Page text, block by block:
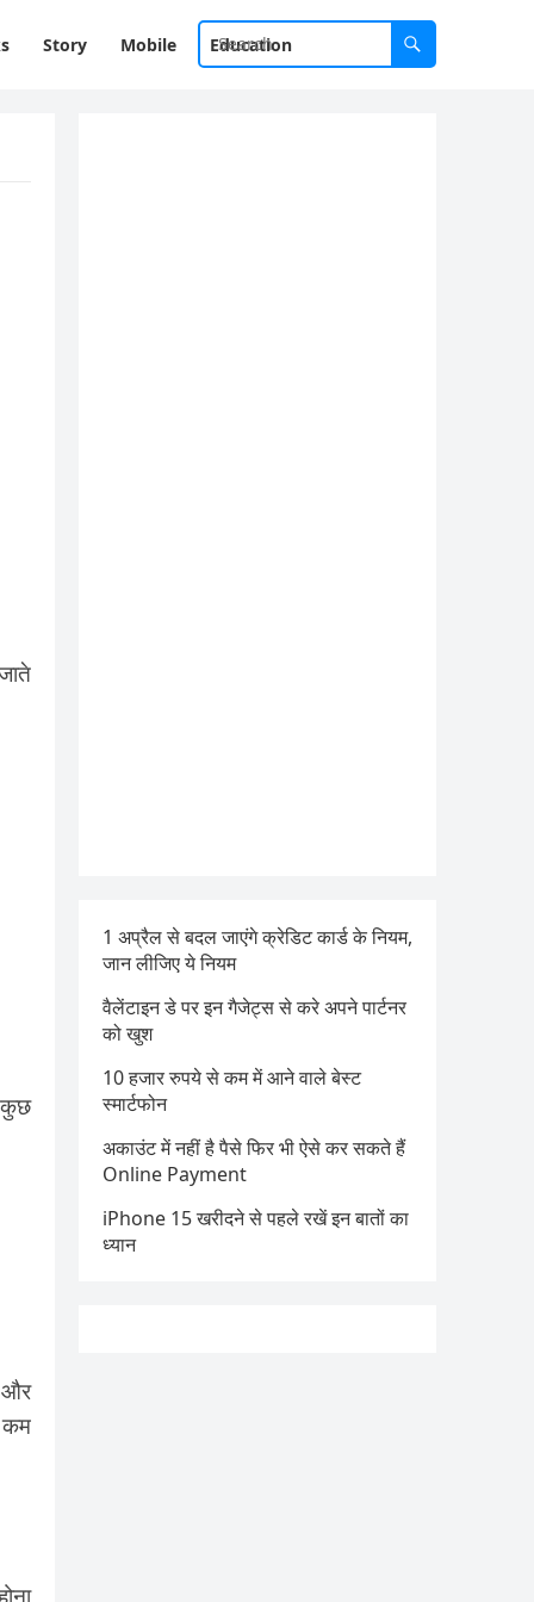
Story Mobile Education
कुछ
कम
1 अप्रैल से बदल जाएंगे क्रेडिट कार्ड के नियम,
जान लीजिए ये नियम
वैलेंटाइन डे पर इन गैजेट्स से करे अपने पार्टनर
को खुश
10 हजार रुपये से कम में आने वाले बेस्ट
स्मार्टफोन
अकाउंट में नहीं है पैसे फिर भी ऐसे कर सकते हैं
Online Payment
iPhone 15 खरीदने से पहले रखें इन बातों का
ध्यान